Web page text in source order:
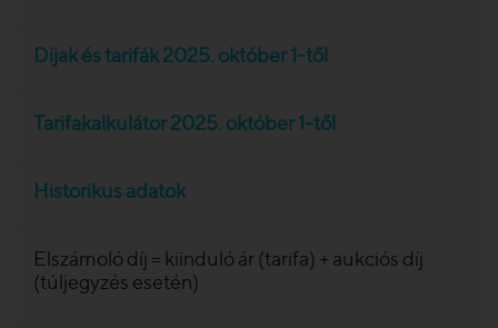
Díjak és tarifák 2025. október 1-től
Tarifakalkulátor 2025. október 1-től
Historikus adatok
Elszámoló díj = kiinduló ár (tarifa) + aukciós díj
(túljegyzés esetén)